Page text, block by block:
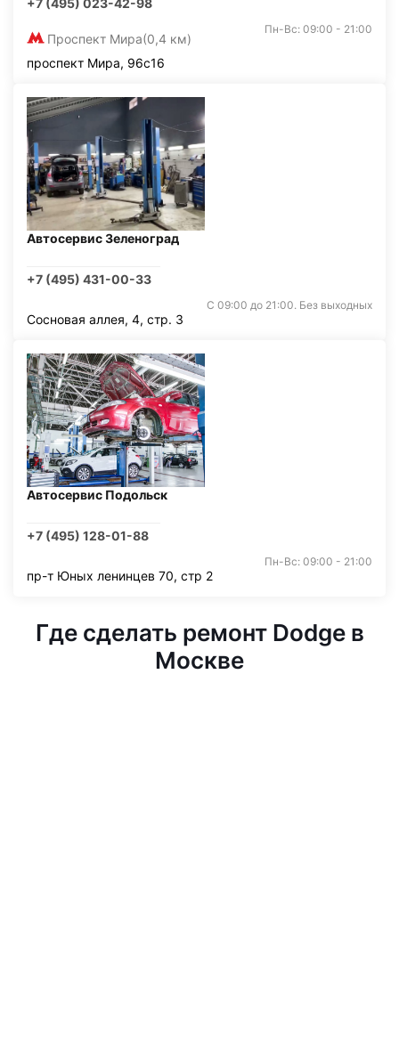
+7 (495) 023-42-98
Проспект Мира(0,4 км)
Пн-Вс: 09:00 - 21:00
проспект Мира, 96с16
Автосервис Зеленоград
+7 (495) 431-00-33
С 09:00 до 21:00. Без выходных
Сосновая аллея, 4, стр. 3
Автосервис Подольск
+7 (495) 128-01-88
Пн-Вс: 09:00 - 21:00
пр-т Юных ленинцев 70, стр 2
Где сделать ремонт Dodge в
Москве